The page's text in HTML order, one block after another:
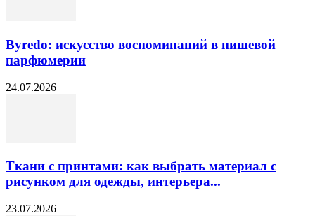
Byredo: искусство воспоминаний в нишевой
парфюмерии
24.07.2026
Ткани с принтами: как выбрать материал с
рисунком для одежды, интерьера...
23.07.2026